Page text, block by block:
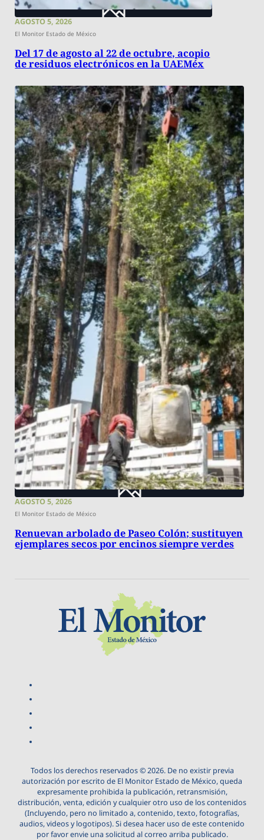
AGOSTO 5, 2026
El Monitor Estado de México
Del 17 de agosto al 22 de octubre, acopio
de residuos electrónicos en la UAEMéx
AGOSTO 5, 2026
El Monitor Estado de México
Renuevan arbolado de Paseo Colón; sustituyen
ejemplares secos por encinos siempre verdes
Todos los derechos reservados © 2026. De no existir previa
autorización por escrito de El Monitor Estado de México, queda
expresamente prohibida la publicación, retransmisión,
distribución, venta, edición y cualquier otro uso de los contenidos
(Incluyendo, pero no limitado a, contenido, texto, fotografías,
audios, videos y logotipos). Si desea hacer uso de este contenido
por favor envie una solicitud al correo arriba publicado.